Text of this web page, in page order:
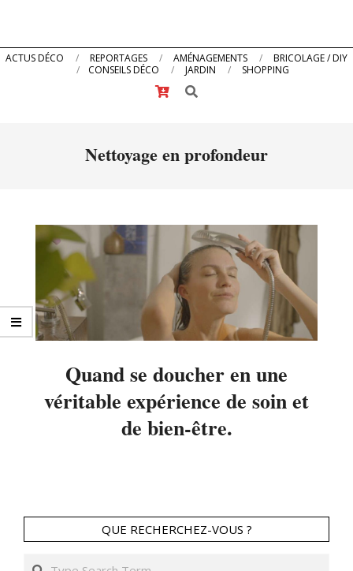
Primary
ACTUS DÉCO REPORTAGES AMÉNAGEMENTS
BRICOLAGE / DIY
CONSEILS DÉCO
JARDIN
SHOPPING
Search
Nettoyage en profondeur
Quand se doucher en une
véritable expérience de soin et
de bien-être.
QUE RECHERCHEZ-VOUS ?
Search